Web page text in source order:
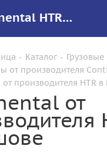
Continental HTR купить в Балашове, цены на резину HTR для грузовиков
- Каталог -
от производителя
производителя HTR
от